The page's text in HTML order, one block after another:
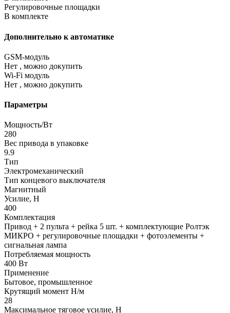
Регулировочные площадки
В комплекте
Дополнительно к автоматике
GSM-модуль
Нет , можно докупить
Wi-Fi модуль
Нет , можно докупить
Параметры
Мощность/Вт
280
Вес привода в упаковке
9.9
Тип
Электромеханический
Тип концевого выключателя
Магнитный
Усилие, Н
400
Комплектация
Привод + 2 пульта + рейка 5 шт. + комплектующие Ролтэк
МИКРО + регулировочные площадки + фотоэлементы +
сигнальная лампа
Потребляемая мощность
400 Вт
Применение
Бытовое, промышленное
Крутящий момент Н/м
28
Максимальное тяговое усилие, Н